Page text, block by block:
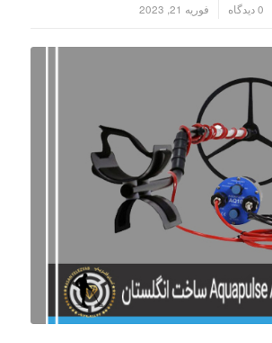
0 دیدگاه فوریه 21, 2023